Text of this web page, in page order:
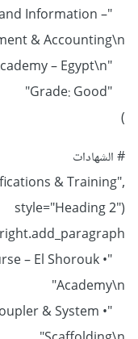
Information –
& Accounting\n"
"El Shorouk Academy – Egypt\n"
"Grade: Good"
# الشهادات
& Training",
style="Heading 2")
right.add_paragraph(
– El Shorouk
Academy\n"
& System